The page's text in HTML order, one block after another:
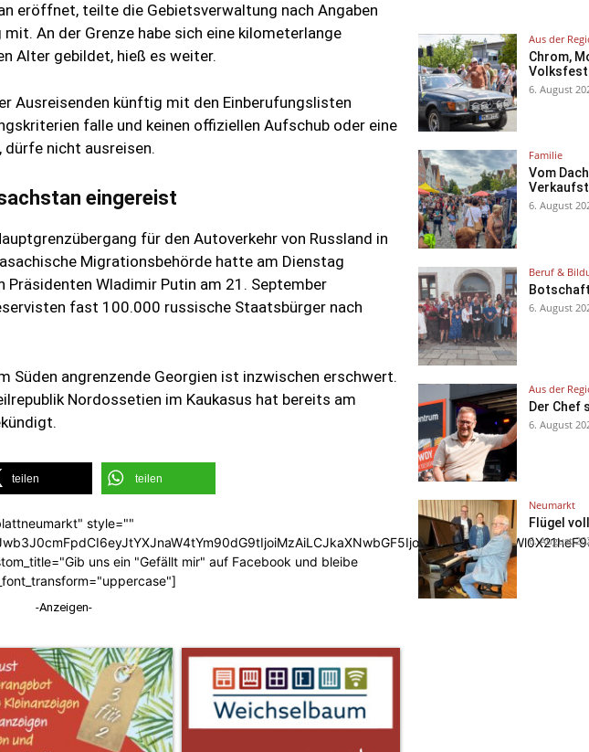
eröffnet, teilte die Gebietsverwaltung nach Angaben
An der Grenze habe sich eine kilometerlange
Alter gebildet, hieß es weiter.
Ausreisenden künftig mit den Einberufungslisten
falle und keinen offiziellen Aufschub oder eine
dürfe nicht ausreisen.
eingereist
für den Autoverkehr von Russland in
Migrationsbehörde hatte am Dienstag
Wladimir Putin am 21. September
fast 100.000 russische Staatsbürger nach
Süden angrenzende Georgien ist inzwischen erschwert.
Nordossetien im Kaukasus hat bereits am
teilen teilen
style=""
uns ein "Gefällt mir" auf Facebook und bleibe
-Anzeigen-
Aus der
Chrom,
6. August
Familie
Vom
6. August
Beruf &
6. August
Aus der
Der Chef
6. August
Neumarkt
Flügel
6. August